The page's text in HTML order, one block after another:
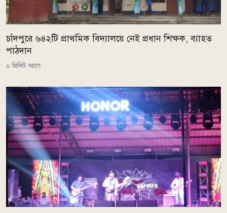
চাঁদপুরে ৬৪২টি প্রাথমিক বিদ্যালয়ে নেই প্রধান শিক্ষক, ব্যাহত
পাঠদান
০ মিনিট আগে